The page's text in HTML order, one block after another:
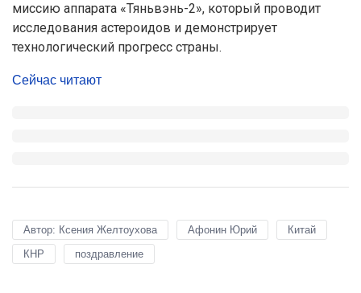
миссию аппарата «Тяньвэнь-2», который проводит
исследования астероидов и демонстрирует
технологический прогресс страны.
Сейчас читают
Автор: Ксения Желтоухова Афонин Юрий
Китай
КНР
поздравление